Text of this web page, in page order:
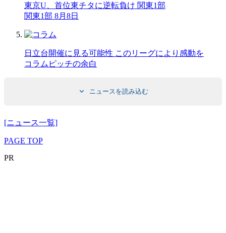
東京U、首位東チタに逆転負け 関東1部
関東1部 8月8日
日立台開催に見る可能性 このリーグにより感動を
コラム ピッチの余白
ニュースを読み込む
[ニュース一覧]
PAGE TOP
PR